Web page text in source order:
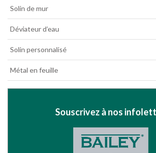
Solin de mur
Déviateur d’eau
Solin personnalisé
Métal en feuille
Souscrivez à nos